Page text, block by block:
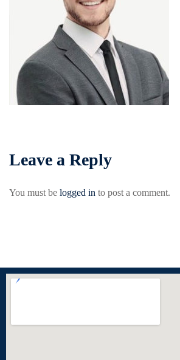
Leave a Reply
You must be logged in to post a comment.